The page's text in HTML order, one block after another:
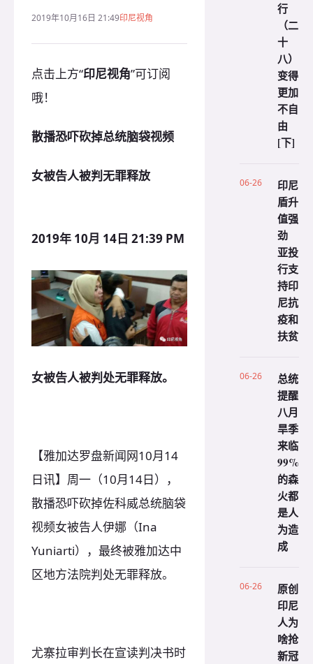
2019年10月16日 21:49印尼视角
点击上方“印尼视角”可订阅
哦！
散播恐吓砍掉总统脑袋视频
女被告人被判无罪释放
2019年 10月 14日 21:39 PM
女被告人被判处无罪释放。
【雅加达罗盘新闻网10月14
日讯】周一（10月14日），
散播恐吓砍掉佐科威总统脑袋
视频女被告人伊娜（Ina
Yuniarti），最终被雅加达中
区地方法院判处无罪释放。
尤寨拉审判长在宣读判决书时
行
（二
十
八）
变得
更加
不自
由
[下]
06-26
印尼
盾升
值强
劲
亚投
行支
持印
尼抗
疫和
扶贫
06-26
总统
提醒
八月
旱季
来临
99%
的森
火都
是人
为造
成
06-26
原创
印尼
人为
啥抢
新冠